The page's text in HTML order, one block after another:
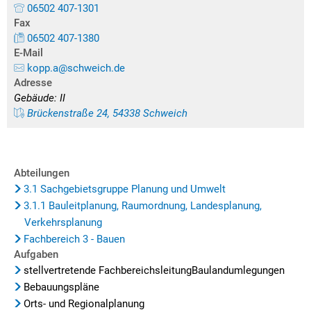
06502 407-1301
Fax
06502 407-1380
E-Mail
kopp.a@schweich.de
Adresse
Gebäude: II
Brückenstraße 24, 54338 Schweich
Abteilungen
3.1 Sachgebietsgruppe Planung und Umwelt
3.1.1 Bauleitplanung, Raumordnung, Landesplanung,
Verkehrsplanung
Fachbereich 3 - Bauen
Aufgaben
stellvertretende FachbereichsleitungBaulandumlegungen
Bebauungspläne
Orts- und Regionalplanung